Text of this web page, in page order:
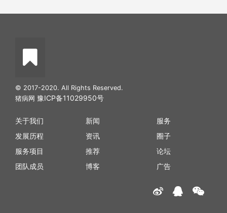
© 2017-2020. All Rights Reserved.
猪病网 豫ICP备11029950号
关于我们
发展历程
服务项目
团队成员
新闻
资讯
推荐
博客
服务
圈子
论坛
广告